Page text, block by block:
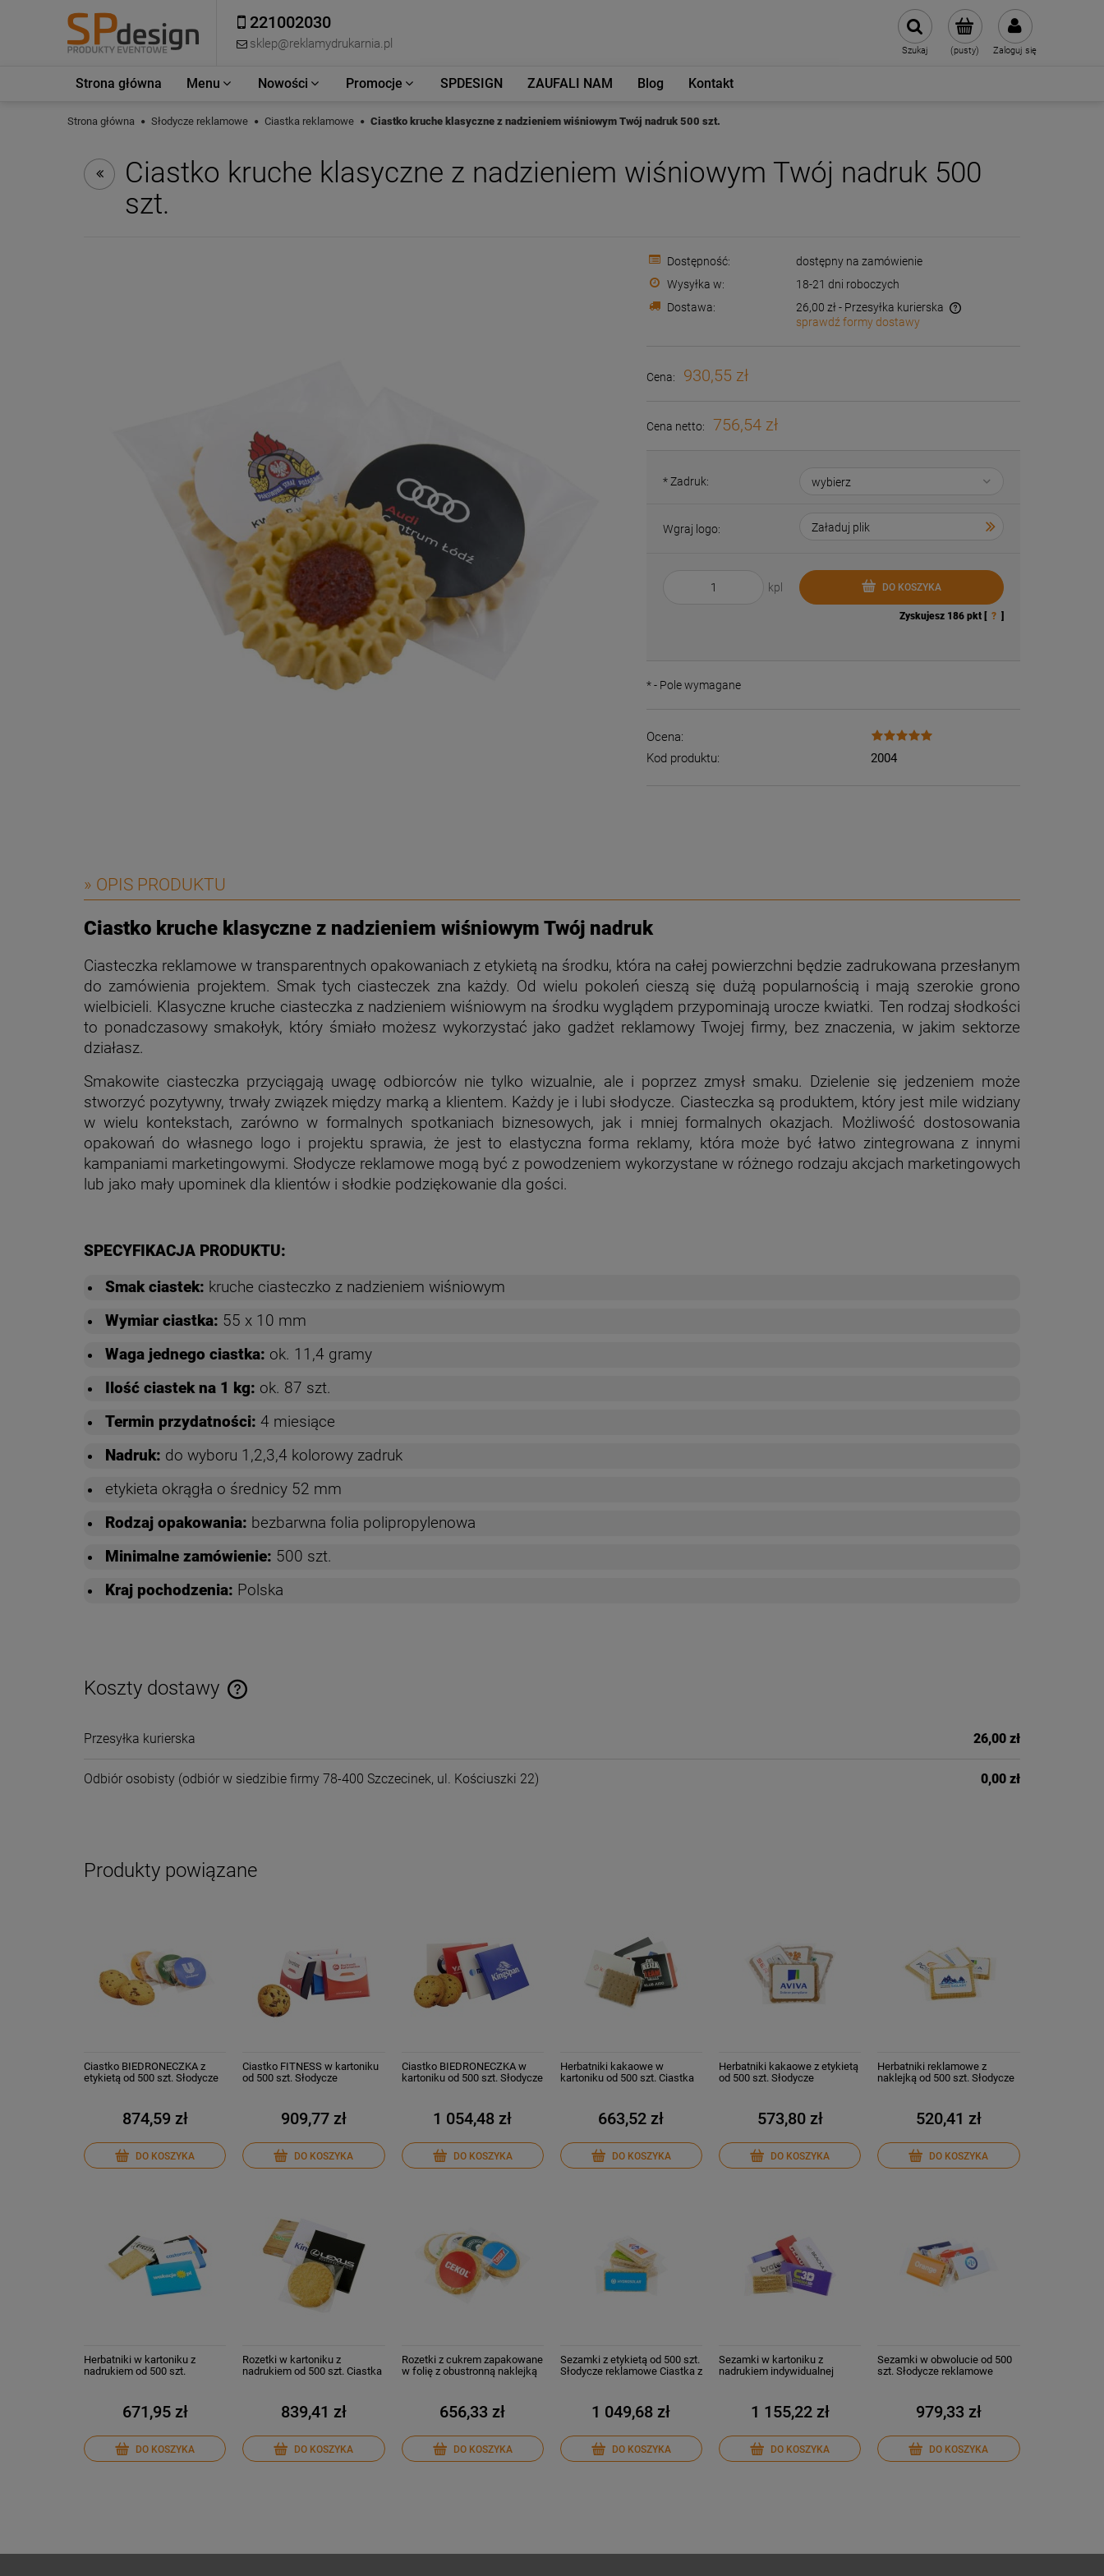
221002030
sklep@reklamydrukarnia.pl (pusty) Zaloguj się
Szukaj
Strona główna Menu Nowości Promocje SPDESIGN ZAUFALI NAM Blog Kontakt
Strona główna Słodycze reklamowe Ciastka reklamowe Ciastko kruche klasyczne z nadzieniem wiśniowym Twój nadruk 500 szt.
Ciastko kruche klasyczne z nadzieniem wiśniowym Twój nadruk 500
szt.
Dostępność:
dostępny na zamówienie
Wysyłka w:
18-21 dni roboczych
Dostawa:
26,00 zł - Przesyłka kurierska
sprawdź formy dostawy
Cena: 930,55 zł
Cena netto: 756,54 zł
*Zadruk:
Wgraj logo:
kpl DO KOSZYKA
Zyskujesz 186pkt [ ? ]
*- Pole wymagane
Ocena:
Kod produktu:
2004
» OPIS PRODUKTU
Ciastko kruche klasyczne z nadzieniem wiśniowym Twój nadruk
Ciasteczka reklamowe w transparentnych opakowaniach z etykietą na środku, która na całej powierzchni będzie zadrukowana przesłanym
do zamówienia projektem. Smak tych ciasteczek zna każdy. Od wielu pokoleń cieszą się dużą popularnością i mają szerokie grono
wielbicieli. Klasyczne kruche ciasteczka z nadzieniem wiśniowym na środku wyglądem przypominają urocze kwiatki. Ten rodzaj słodkości
to ponadczasowy smakołyk, który śmiało możesz wykorzystać jako gadżet reklamowy Twojej firmy, bez znaczenia, w jakim sektorze
działasz.
Smakowite ciasteczka przyciągają uwagę odbiorców nie tylko wizualnie, ale i poprzez zmysł smaku. Dzielenie się jedzeniem może
stworzyć pozytywny, trwały związek między marką a klientem. Każdy je i lubi słodycze. Ciasteczka są produktem, który jest mile widziany
w wielu kontekstach, zarówno w formalnych spotkaniach biznesowych, jak i mniej formalnych okazjach. Możliwość dostosowania
opakowań do własnego logo i projektu sprawia, że jest to elastyczna forma reklamy, która może być łatwo zintegrowana z innymi
kampaniami marketingowymi. Słodycze reklamowe mogą być z powodzeniem wykorzystane w różnego rodzaju akcjach marketingowych
lub jako mały upominek dla klientów i słodkie podziękowanie dla gości.
SPECYFIKACJA PRODUKTU:
Smak ciastek: kruche ciasteczko z nadzieniem wiśniowym
Wymiar ciastka: 55 x 10 mm
Waga jednego ciastka: ok. 11,4 gramy
Ilość ciastek na 1 kg: ok. 87 szt.
Termin przydatności: 4 miesiące
Nadruk: do wyboru 1,2,3,4 kolorowy zadruk
etykieta okrągła o średnicy 52 mm
Rodzaj opakowania: bezbarwna folia polipropylenowa
Minimalne zamówienie: 500 szt.
Kraj pochodzenia: Polska
Koszty dostawy
Przesyłka kurierska 26,00 zł
Odbiór osobisty (odbiór w siedzibie firmy 78-400 Szczecinek, ul. Kościuszki 22) 0,00 zł
Produkty powiązane
Ciastko BIEDRONECZKA z
etykietą od 500 szt. Słodycze
874,59 zł
DO KOSZYKA
Ciastko FITNESS w kartoniku
od 500 szt. Słodycze
909,77 zł
DO KOSZYKA
Ciastko BIEDRONECZKA w
kartoniku od 500 szt. Słodycze
1 054,48 zł
DO KOSZYKA
Herbatniki kakaowe w
kartoniku od 500 szt. Ciastka
663,52 zł
DO KOSZYKA
Herbatniki kakaowe z etykietą
od 500 szt. Słodycze
573,80 zł
DO KOSZYKA
Herbatniki reklamowe z
naklejką od 500 szt. Słodycze
520,41 zł
DO KOSZYKA
Herbatniki w kartoniku z
nadrukiem od 500 szt.
671,95 zł
DO KOSZYKA
Rozetki w kartoniku z
nadrukiem od 500 szt. Ciastka
839,41 zł
DO KOSZYKA
Rozetki z cukrem zapakowane
w folię z obustronną naklejką
656,33 zł
DO KOSZYKA
Sezamki z etykietą od 500 szt.
Słodycze reklamowe Ciastka z
1 049,68 zł
DO KOSZYKA
Sezamki w kartoniku z
nadrukiem indywidualnej
1 155,22 zł
DO KOSZYKA
Sezamki w obwolucie od 500
szt. Słodycze reklamowe
979,33 zł
DO KOSZYKA